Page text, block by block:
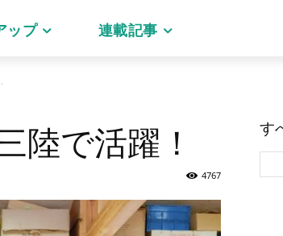
ップ 連載記事
陸で活躍！
4767
す